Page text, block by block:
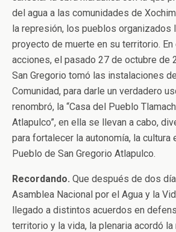
del agua a las comunidades de
la represión, los pueblos organizados
proyecto de muerte en su territorio.
acciones, el pasado 27 de octubre de
San Gregorio tomó las instalaciones
Comunidad, para darle un verdadero
renombró, la “Casa del Pueblo
Atlapulco”, en ella se llevan a cabo,
para fortalecer la autonomía, la cultura
Pueblo de San Gregorio Atlapulco.
Recordando. Que después de dos
Asamblea Nacional por el Agua y la
llegado a distintos acuerdos en
territorio y la vida, la plenaria acordó